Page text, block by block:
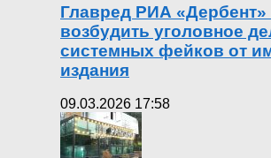
Главред РИА «Дербент»
возбудить уголовное
системных фейков от
издания
09.03.2026 17:58